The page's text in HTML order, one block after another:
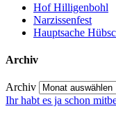
Hof Hilligenbohl
Narzissenfest
Hauptsache
Archiv
Archiv
Ihr habt es ja schon